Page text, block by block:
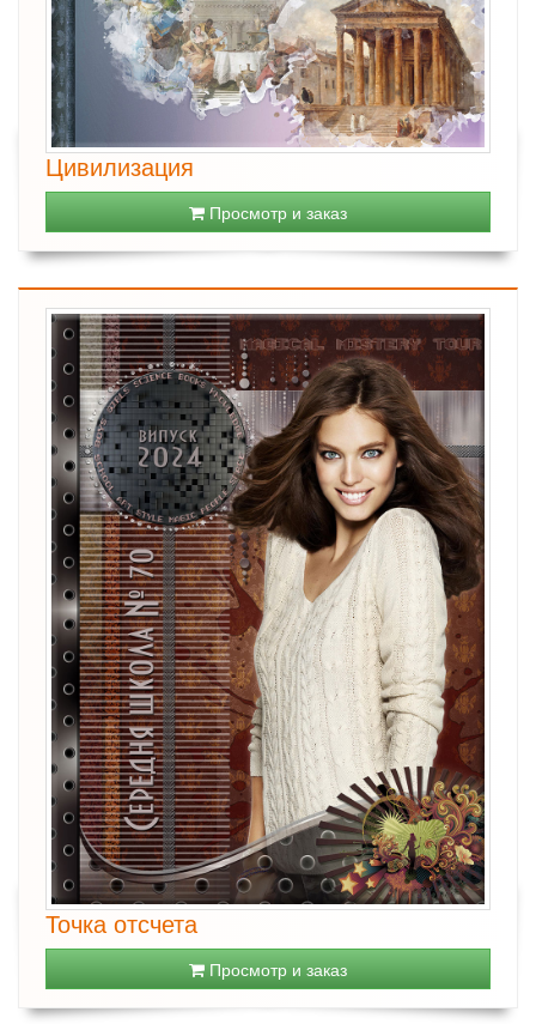
Цивилизация
Просмотр и заказ
Точка отсчета
Просмотр и заказ